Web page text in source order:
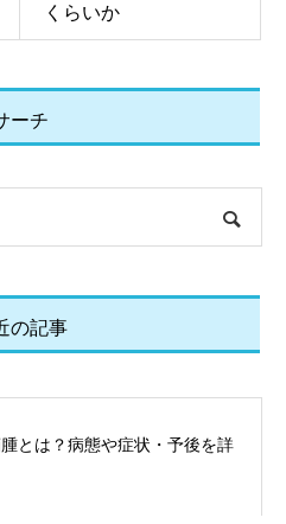
くらいか
ーチ
の記事
とは？病態や症状・予後を詳